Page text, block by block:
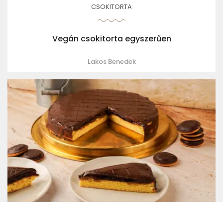
CSOKITORTA
Vegán csokitorta egyszerűen
Lakos Benedek